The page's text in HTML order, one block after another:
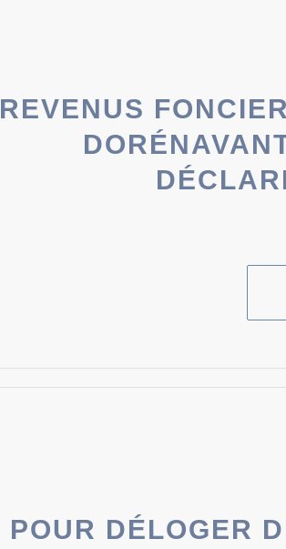
REVENUS
POUR DÉLOGER